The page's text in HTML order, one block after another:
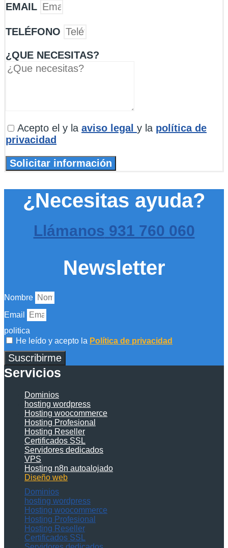
EMAIL
TELÉFONO
¿QUE NECESITAS?
Acepto el y la aviso legal y la política de
privacidad
Solicitar información
¿Necesitas ayuda?
Llámanos 931 760 060
Newsletter
Nombre
Email
politica
He leído y acepto la Política de privacidad
Suscribirme
Servicios
Dominios
hosting wordpress
Hosting woocommerce
Hosting Profesional
Hosting Reseller
Certificados SSL
Servidores dedicados
VPS
Hosting n8n autoalojado
Diseño web
Dominios
hosting wordpress
Hosting woocommerce
Hosting Profesional
Hosting Reseller
Certificados SSL